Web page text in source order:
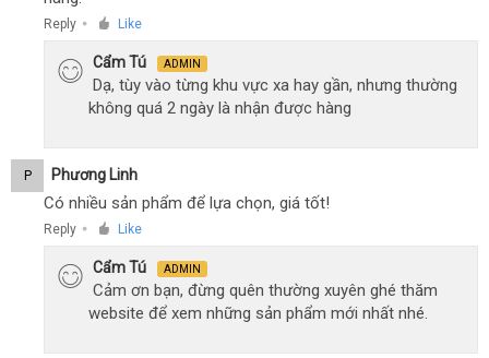
Reply ● Like
Cẩm Tú ADMIN
Dạ, tùy vào từng khu vực xa hay gần, nhưng thường
không quá 2 ngày là nhận được hàng
P Phương Linh
Có nhiều sản phẩm để lựa chọn, giá tốt!
Reply ● Like
Cẩm Tú ADMIN
Cảm ơn bạn, đừng quên thường xuyên ghé thăm
website để xem những sản phẩm mới nhất nhé.